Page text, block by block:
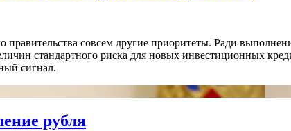
совсем другие приоритеты. Ради
стандартного риска для новых инвестиционных
сигнал.
рубля